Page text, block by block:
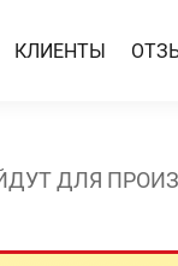
КЛИЕНТЫ
ДЛЯ